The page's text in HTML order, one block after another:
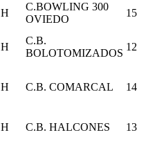
H
C.BOWLING 300
OVIEDO
15
H
C.B.
BOLOTOMIZADOS
12
H C.B. COMARCAL 14
H C.B. HALCONES 13